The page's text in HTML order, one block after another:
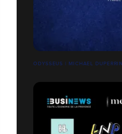
ODYSSEUS | MICHAEL DUPERRIN